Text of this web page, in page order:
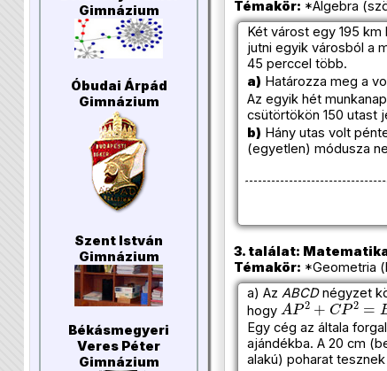
Gimnázium
Óbudai Árpád
Gimnázium
Szent István
Gimnázium
Békásmegyeri
Veres Péter
Gimnázium
Témakör: *Algebra
Két várost egy 195
jutni egyik városból a
45 perccel több.
a) Határozza meg a
Az egyik hét
csütörtökön 150 utast
b) Hány utas volt
(egyetlen) módusza
3. találat:
Témakör: *Geometria
a) Az ABCDnégyzet
hogy
AP2+CP2=BP
Egy cég az általa
ajándékba. A 20 cm
alakú) poharat